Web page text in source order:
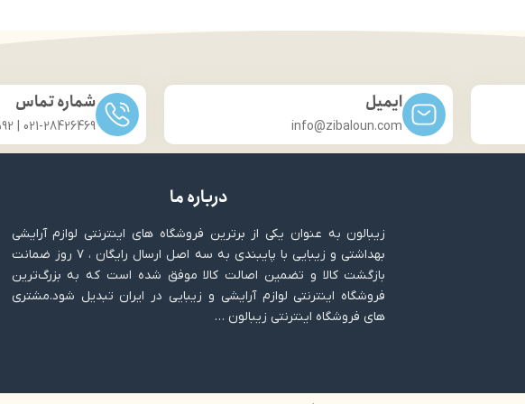
سازگار با پوست های حساس
آبرسان پوست
مورد تایید متخصصان پوست
کشور مبدا برند: ایران
ایمیل
info@zibaloun.com
شماره تماس
021-28426469 | 031-33686592
درباره ما
زیبالون به عنوان یکی از برترین فروشگاه های اینترنتی لوازم آرایشی
بهداشتی و زیبایی با پایبندی به سه اصل ارسال رایگان ، ۷ روز ضمانت
بازگشت کالا و تضمین اصالت کالا موفق شده است که به بزرگ‌ترین
فروشگاه اینترنتی لوازم آرایشی و زیبایی در ایران تبدیل شود.مشتری
های فروشگاه اینترنتی زیبالون …